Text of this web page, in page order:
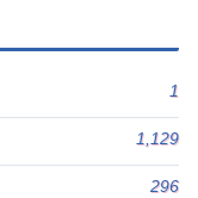
1
1,129
296